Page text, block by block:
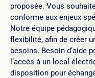
proposée. Vous
conforme aux enjeux
Notre équipe
flexibilité, afin de créer
besoins. Besoin d’aide
l’accès à un local
disposition pour